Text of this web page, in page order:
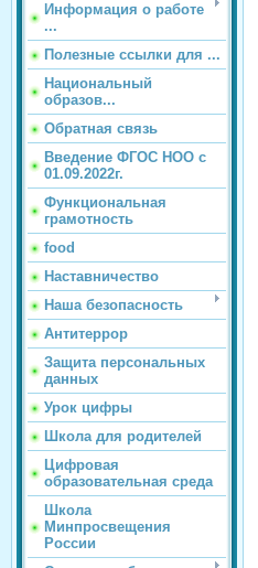
Информация о работе
...
Полезные ссылки для ...
Национальный
образов...
Обратная связь
Введение ФГОС НОО с
01.09.2022г.
Функциональная
грамотность
food
Наставничество
Наша безопасность
Антитеррор
Защита персональных
данных
Урок цифры
Школа для родителей
Цифровая
образовательная среда
Школа
Минпросвещения
России